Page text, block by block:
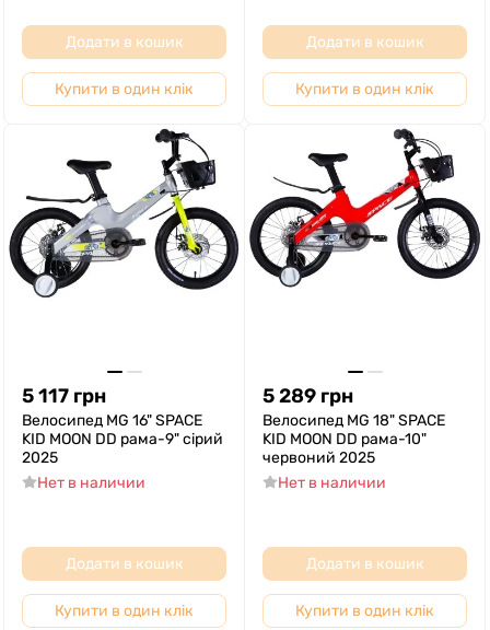
Додати в кошик
Купити в один клік
Додати в кошик
Купити в один клік
5 117 грн
Велосипед MG 16" SPACE
KID MOON DD рама-9" сірий
2025
Нет в наличии
Додати в кошик
Купити в один клік
5 289 грн
Велосипед MG 18" SPACE
KID MOON DD рама-10"
червоний 2025
Нет в наличии
Додати в кошик
Купити в один клік